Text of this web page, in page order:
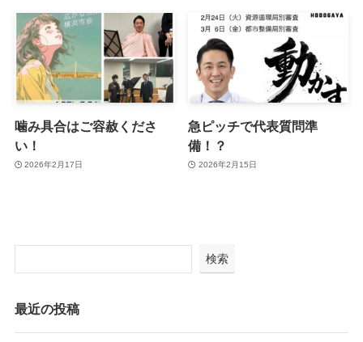
噛み具合はご容赦くださ
い！
2026年2月17日
急ピッチで代表質問準
備！？
2026年2月15日
検索
最近の投稿